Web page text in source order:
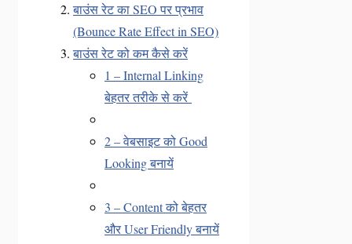
बाउंस रेट का SEO पर प्रभाव
(Bounce Rate Effect in SEO)
बाउंस रेट को कम कैसे करें
1 – Internal Linking
बेहतर तरीके से करें
2 – वेबसाइट को Good
Looking बनायें
3 – Content को बेहतर
और User Friendly बनायें